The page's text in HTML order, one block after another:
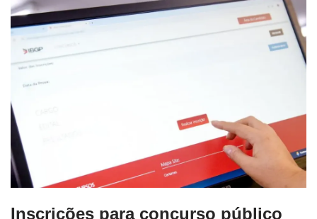
Inscrições para concurso público